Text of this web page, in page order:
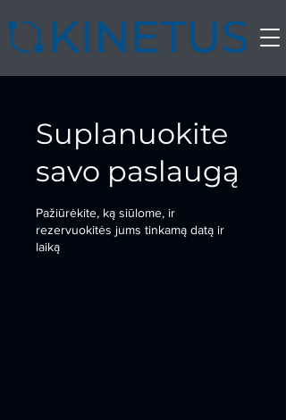
Suplanuokite
savo paslaugą
Pažiūrėkite, ką siūlome, ir
rezervuokitės jums tinkamą datą ir
laiką